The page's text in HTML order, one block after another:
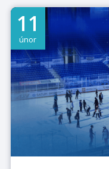
11
únor